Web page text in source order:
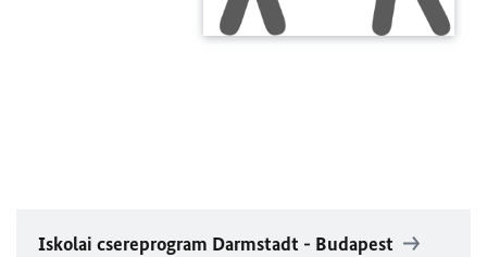
Iskolai csereprogram Darmstadt - Budapest